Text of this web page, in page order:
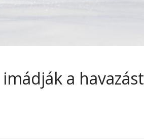
a havazást